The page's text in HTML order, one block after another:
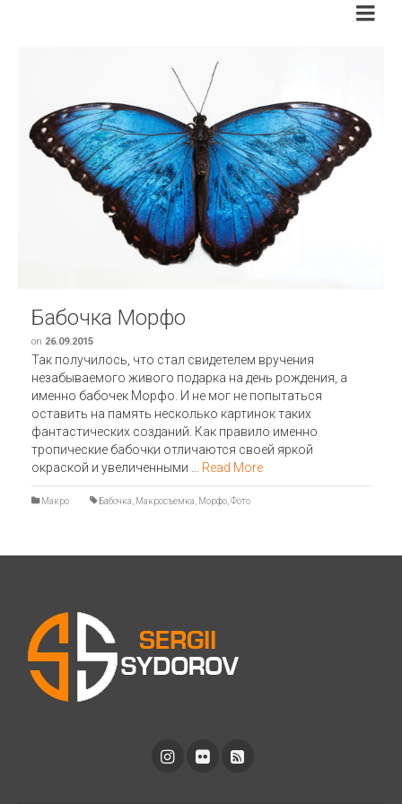
Бабочка Морфо
on 26.09.2015
Так получилось, что стал свидетелем вручения
незабываемого живого подарка на день рождения, а
именно бабочек Морфо. И не мог не попытаться
оставить на память несколько картинок таких
фантастических созданий. Как правило именно
тропические бабочки отличаются своей яркой
окраской и увеличенными … Read More
Макро Бабочка Макросъемка Морфо Фото